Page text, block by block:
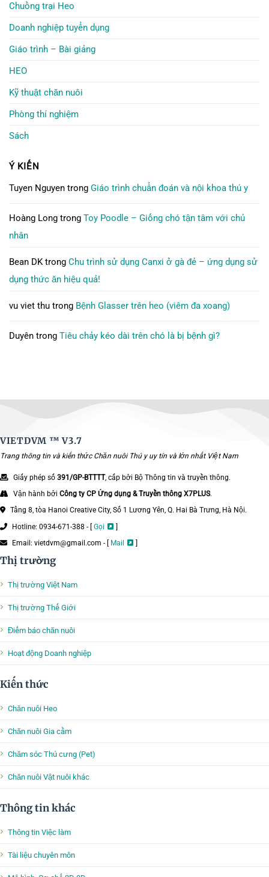
Chuồng trại Heo
Doanh nghiệp tuyển dụng
Giáo trình – Bài giảng
HEO
Kỹ thuật chăn nuôi
Phòng thí nghiệm
Sách
Ý KIẾN
Tuyen Nguyen trong Giáo trình chuẩn đoán và nội khoa thú y
Hoàng Long trong Toy Poodle – Giống chó tận tâm với chủ
nhân
Bean DKtrong Chu trình sử dụng Canxi ở gà đẻ – ứng dụng sử
dụng thức ăn hiệu quả!
vu viet thu trong Bệnh Glasser trên heo (viêm đa xoang)
Duyên trong Tiêu chảy kéo dài trên chó là bị bệnh gì?
VIETDVM ™V3.7
Trang thông tin và kiến thức Chăn nuôi Thú y uy tín và lớn nhất Việt Nam
Giấy phép số 391/GP-BTTTT, cấp bởi Bộ Thông tin và truyền thông.
Vận hành bởi Công ty CP Ứng dụng & Truyền thông X7PLUS.
Tầng 8, tòa Hanoi Creative City, Số 1 Lương Yên, Q. Hai Bà Trưng, Hà Nội.
Hotline: 0934-671-388 - [ Gọi
]
Email: vietdvm@gmail.com - [ Mail ]
Thị trường
Thị trường Việt Nam
Thị trường Thế Giới
Điểm báo chăn nuôi
Hoạt động Doanh nghiệp
Kiến thức
Chăn nuôi Heo
Chăn nuôi Gia cầm
Chăm sóc Thú cưng (Pet)
Chăn nuôi Vật nuôi khác
Thông tin khác
Thông tin Việc làm
Tài liệu chuyên môn